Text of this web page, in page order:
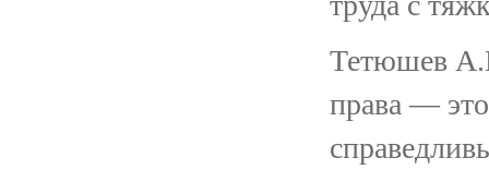
Тетюшев
права —